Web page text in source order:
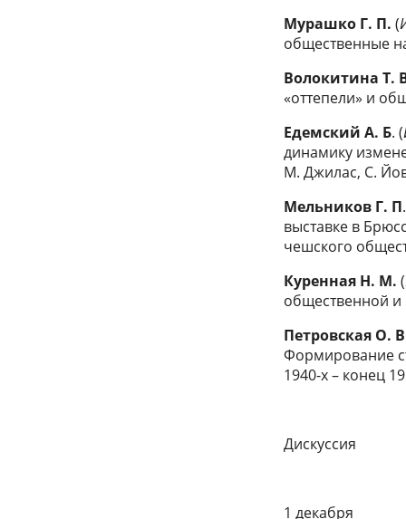
Мурашко Г. П. (
общественные
Волокитина Т.
«оттепели» и
Едемский А. Б. (
динамику
М. Джилас, С.
Мельников Г. П
выставке в
чешского
Куренная Н. М. (
общественной и
Петровская О. В
Формирование
1940-х – конец
Дискуссия
1 декабря